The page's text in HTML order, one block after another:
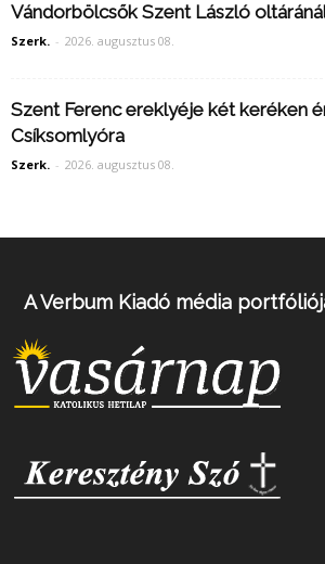
Vándorbölcsők Szent László
Szerk. - 2026. augusztus 08.
Szent Ferenc ereklyéje két keréken
Csíksomlyóra
Szerk. - 2026. augusztus 08.
A Verbum Kiadó média